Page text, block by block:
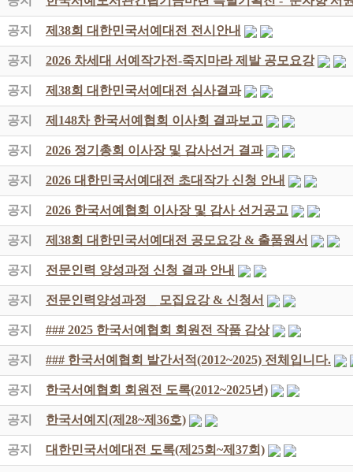
공지 제38회 대한민국서예대전 전시안내
공지 2026 차세대 서예작가전-죽지마라 제발 공모요강
공지 제38회 대한민국서예대전 심사결과
공지 제148차 한국서예협회 이사회 결과보고
공지 2026 정기총회 이사장 및 감사선거 결과
공지 2026 대한민국서예대전 초대작가 신청 안내
공지 2026 한국서예협회 이사장 및 감사 선거공고
공지 제38회 대한민국서예대전 공모요강 & 출품원서
공지 전문인력 양성과정 신청 결과 안내
공지 전문인력양성과정 _ 모집요강 & 신청서
공지 ### 2025 한국서예협회 회원전 작품 감상
공지 ### 한국서예협회 발간서적(2012~2025) 전체입니다.
공지 한국서예협회 회원전 도록(2012~2025년)
공지 한국서예지(제28~제36호)
공지 대한민국서예대전 도록(제25회~제37회)